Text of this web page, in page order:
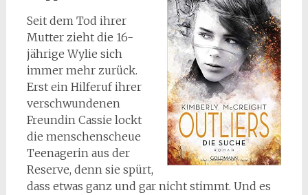
Seit dem Tod ihrer
Mutter zieht die 16-
jährige Wylie sich
immer mehr zurück.
Erst ein Hilferuf ihrer
verschwundenen
Freundin Cassie lockt
die menschenscheue
Teenagerin aus der
Reserve, denn sie spürt,
dass etwas ganz und gar nicht stimmt. Und es